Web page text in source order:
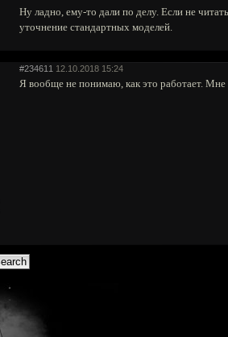
Ну ладно, ему-то дали по делу. Если не
уточнение стандартных моделей.
#234611 12.10.2018 15:24
Я вообще не понимаю, как это работает. Мне